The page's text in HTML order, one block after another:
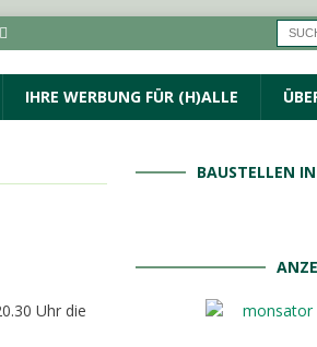
darf
IHRE WERBUNG FÜR (H)ALLE
Uhr die
BAUSTELLEN